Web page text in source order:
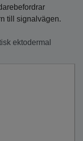
till signalvägen.
ektodermal